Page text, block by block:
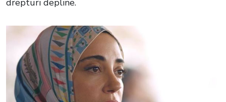
drepturi depline.